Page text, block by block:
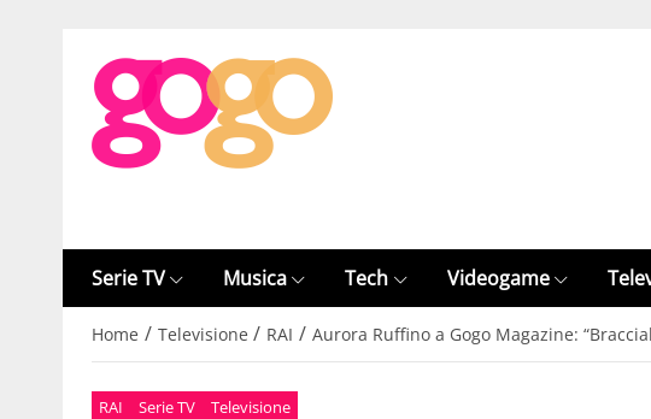
Serie TV Musica Tech Videogame
Home / Televisione / RAI / Aurora Ruffino a Gogo Magazine:
RAI Serie TV Televisione